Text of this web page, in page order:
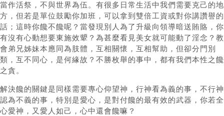
當作活祭，不與世界為伍。有很多日常生活中我們需要克己的地
方，但若是單位鼓勵你加班，可以拿到雙倍工資或對你講讚譽的
話；這時你饞不饞呢？當發現別人為了升級向領導暗送賄賂，你
有沒有心動想要東施效顰？為甚麼看見美女就可能動了淫念？教
會弟兄姊妹本應同為肢體，互相關懷，互相幫助，但卻分門別
類，互不同心，是何緣故？不勝枚舉的事中，都有我們本性之饞
之貪。
解決饞的關鍵是同樣需要專心仰望神，行神看為義的事，不行神
認為不義的事，特別是愛心，是對付饞的最有效的武器，你若全
心愛神，又愛人如己，心中還會饞嘛？